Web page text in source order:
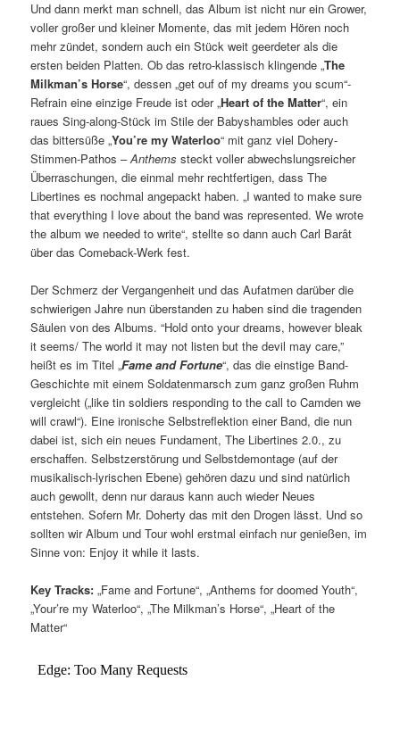
Und dann merkt man schnell, das Album ist nicht nur ein Grower,
voller großer und kleiner Momente, das mit jedem Hören noch
mehr zündet, sondern auch ein Stück weit geerdeter als die
ersten beiden Platten. Ob das retro-klassisch klingende „The
Milkman’s Horse“, dessen „get ouf of my dreams you scum“-
Refrain eine einzige Freude ist oder „Heart of the Matter“, ein
raues Sing-along-Stück im Stile der Babyshambles oder auch
das bittersüße „You’re my Waterloo“ mit ganz viel Dohery-
Stimmen-Pathos –Anthemssteckt voller abwechslungsreicher
Überraschungen, die einmal mehr rechtfertigen, dass The
Libertines es nochmal angepackt haben. „I wanted to make sure
that everything I love about the band was represented. We wrote
the album we needed to write“, stellte so dann auch Carl Barât
über das Comeback-Werk fest.
Der Schmerz der Vergangenheit und das Aufatmen darüber die
schwierigen Jahre nun überstanden zu haben sind die tragenden
Säulen von des Albums. “Hold onto your dreams, however bleak
it seems/ The world it may not listen but the devil may care,”
heißt es im Titel „Fame and Fortune“, das die einstige Band-
Geschichte mit einem Soldatenmarsch zum ganz großen Ruhm
vergleicht („like tin soldiers responding to the call to Camden we
will crawl“). Eine ironische Selbstreflektion einer Band, die nun
dabei ist, sich ein neues Fundament, The Libertines 2.0., zu
erschaffen. Selbstzerstörung und Selbstdemontage (auf der
musikalisch-lyrischen Ebene) gehören dazu und sind natürlich
auch gewollt, denn nur daraus kann auch wieder Neues
entstehen. Sofern Mr. Doherty das mit den Drogen lässt. Und so
sollten wir Album und Tour wohl erstmal einfach nur genießen, im
Sinne von: Enjoy it while it lasts.
Key Tracks:„Fame and Fortune“, „Anthems for doomed Youth“,
„Your’re my Waterloo“, „The Milkman’s Horse“, „Heart of the
Matter“